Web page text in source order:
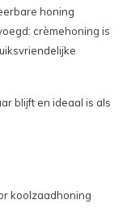
honing
crèmehoning is
blijft en ideaal is als
koolzaadhoning